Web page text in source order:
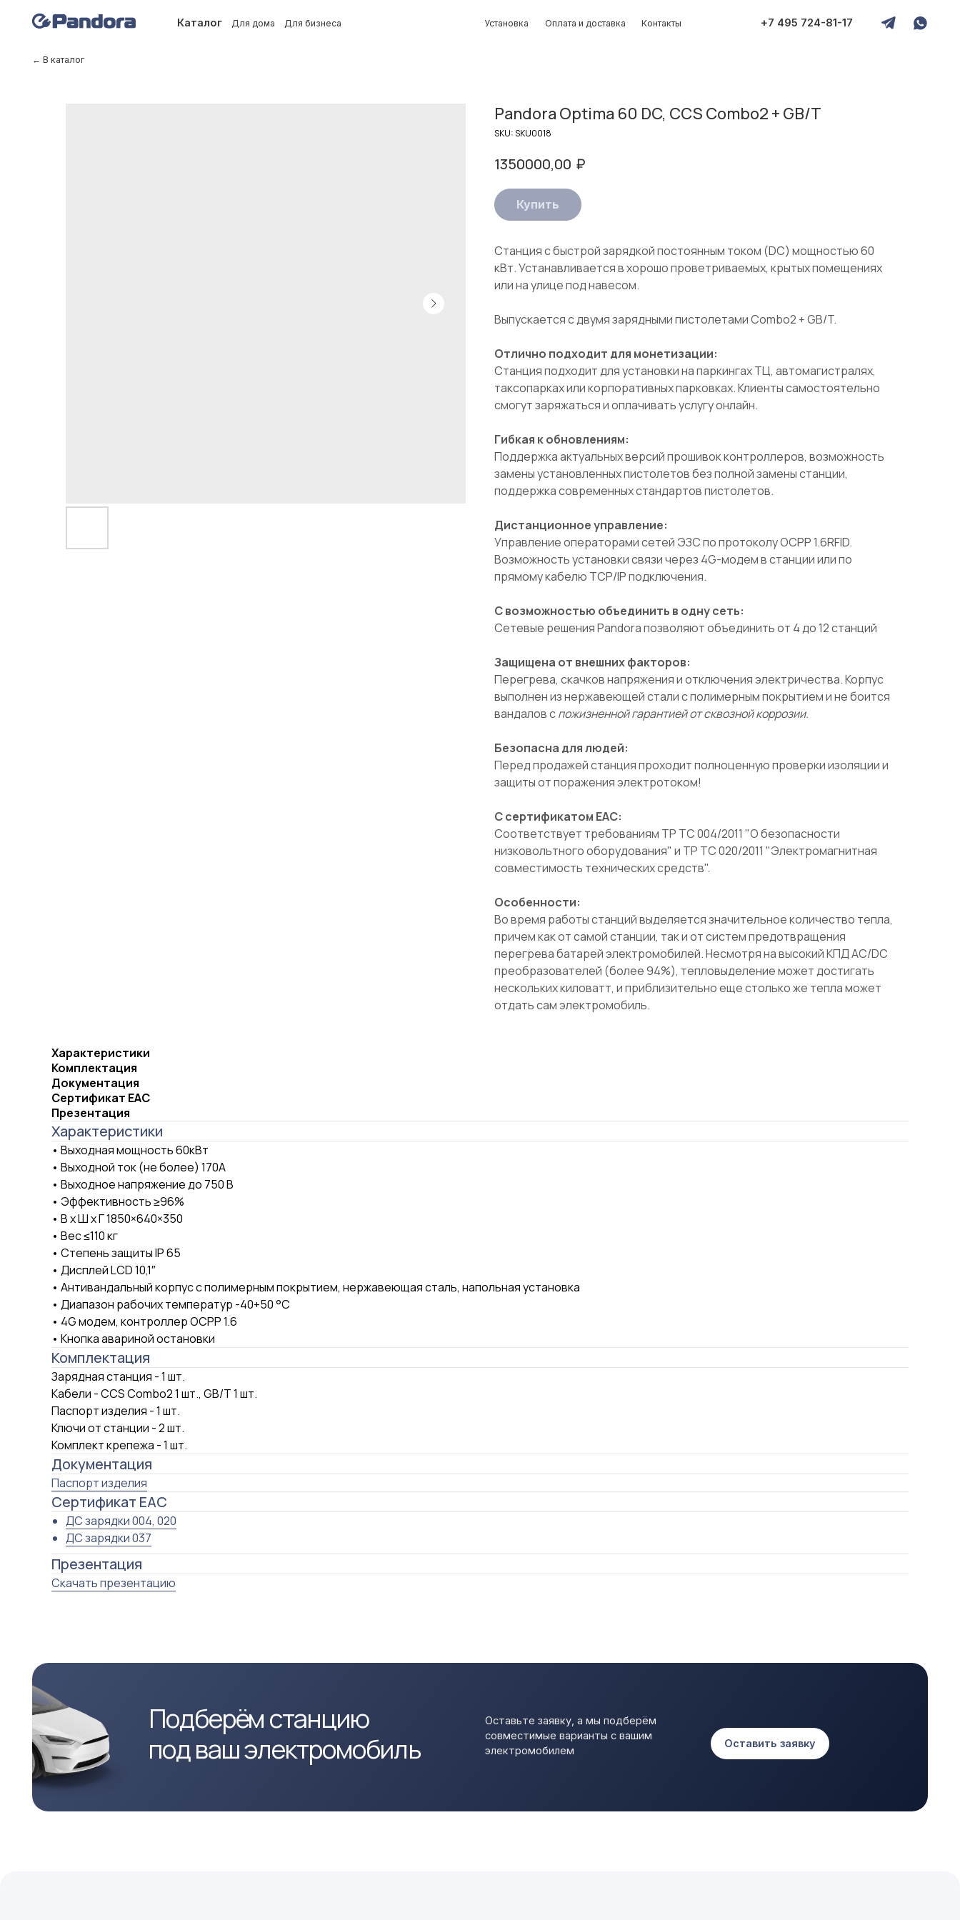
Каталог Для дома Для бизнеса Оплата и доставка Контакты +7 495 724-81-17
Pandora Optima 60 DC, CCS Combo2 + GB/T
SKU:SKU0018
1350000,00 ₽
Купить
Станция с быстрой зарядкой постоянным током (DC) мощностью 60
кВт. Устанавливается в хорошо проветриваемых, крытых помещениях
или на улице под навесом.
Выпускается с двумя зарядными пистолетами Combo2 + GB/T.
Отлично подходит для монетизации:
Станция подходит для установки на паркингах ТЦ, автомагистралях,
таксопарках или корпоративных парковках. Клиенты самостоятельно
смогут заряжаться и оплачивать услугу онлайн.
Гибкая к обновлениям:
Поддержка актуальных версий прошивок контроллеров, возможность
замены установленных пистолетов без полной замены станции,
поддержка современных стандартов пистолетов.
Дистанционное управление:
Управление операторами сетей ЭЗС по протоколу OCPP 1.6RFID.
Возможность установки связи через 4G-модем в станции или по
прямому кабелю TCP/IP подключения.
С возможностью объединить в одну сеть:
Сетевые решения Pandora позволяют объединить от 4 до 12 станций
Защищена от внешних факторов:
Перегрева, скачков напряжения и отключения электричества. Корпус
выполнен из нержавеющей стали с полимерным покрытием и не боится
вандалов спожизненной гарантией от сквозной коррозии.
Безопасна для людей:
Перед продажей станция проходит полноценную проверки изоляции и
защиты от поражения электротоком!
С сертификатом ЕАС:
Соответствует требованиям ТР ТС 004/2011 "О безопасности
низковольтного оборудования" и ТР ТС 020/2011 "Электромагнитная
совместимость технических средств".
Особенности:
Во время работы станций выделяется значительное количество тепла,
причем как от самой станции, так и от систем предотвращения
перегрева батарей электромобилей. Несмотря на высокий КПД AC/DC
преобразователей (более 94%), тепловыделение может достигать
нескольких киловатт, и приблизительно еще столько же тепла может
отдать сам электромобиль.
Характеристики
Комплектация
Документация
Сертификат ЕАС
Презентация
Характеристики
• Выходная мощность 60кВт
• Выходной ток (не более) 170А
• Выходное напряжение до 750 В
• Эффективность ≥96%
• В х Ш х Г 1850×640×350
• Вес ≤110 кг
• Степень защиты IP 65
• Дисплей LCD 10,1″
• Антивандальный корпус с полимерным покрытием, нержавеющая сталь, напольная установка
• Диапазон рабочих температур -40+50 °C
• 4G модем, контроллер OCPP 1.6
• Кнопка авариной остановки
Комплектация
Зарядная станция - 1 шт.
Кабели - CCS Combo2 1 шт., GB/T 1 шт.
Паспорт изделия - 1 шт.
Ключи от станции - 2 шт.
Комплект крепежа - 1 шт.
Документация
Паспорт изделия
Сертификат ЕАС
ДС зарядки 004, 020
ДС зарядки 037
Презентация
Скачать презентацию
Зарядные станции Пандора
Оставить заявку
Подберём станцию
под ваш электромобиль
г. Москва, ТЦ МИРУС
АВТО, 56 км МКАД, офис
+7 495 724-81-17
Каталог
Доставка и оплата